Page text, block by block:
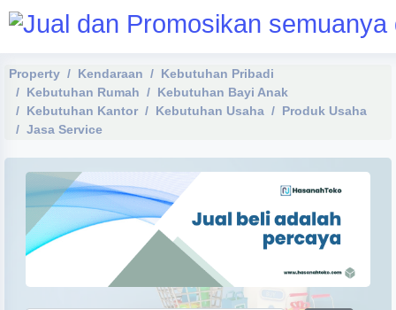
Property Kendaraan
Kebutuhan Pribadi
Kebutuhan Rumah
Kebutuhan Bayi Anak
Kebutuhan Kantor
Kebutuhan Usaha
Produk Usaha
Jasa Service